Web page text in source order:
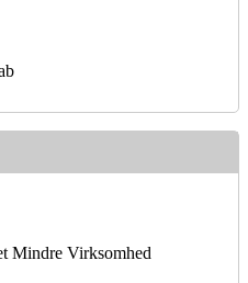
Mindre Virksomhed